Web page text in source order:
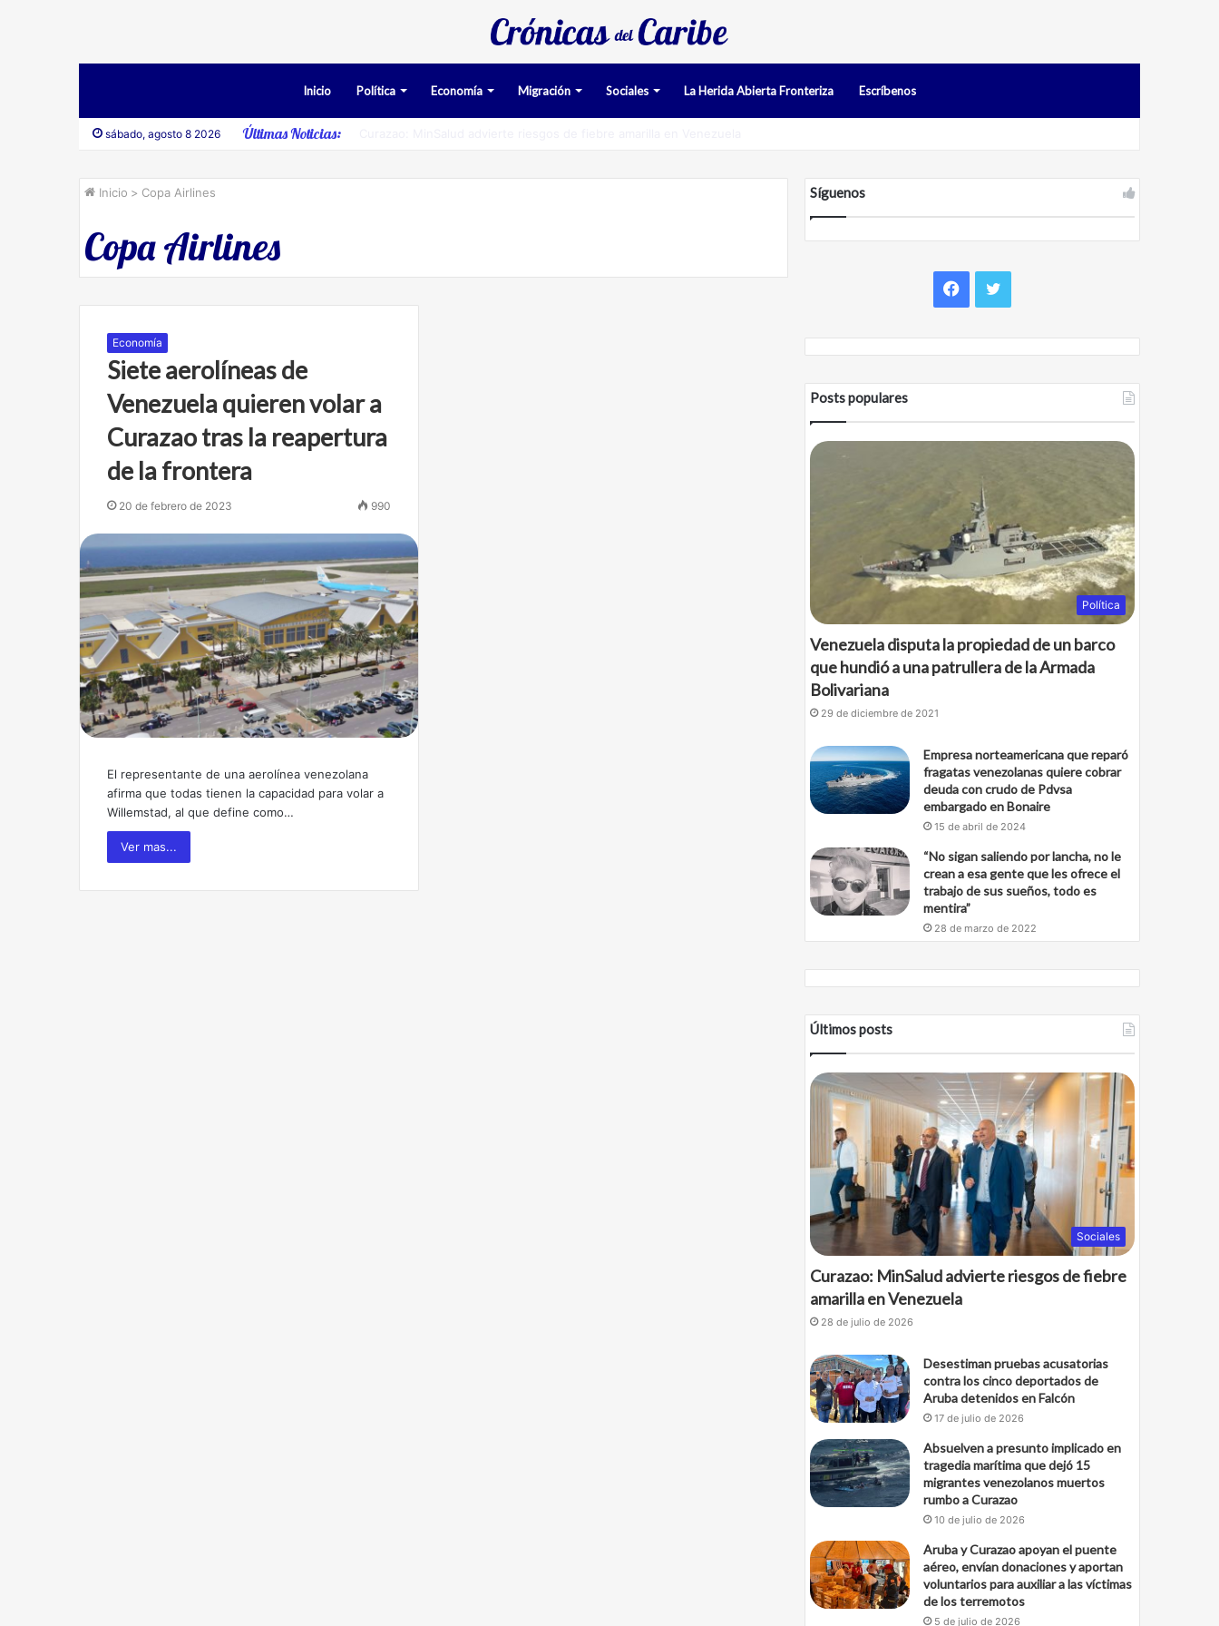
Inicio Política Economía Migración Sociales La Herida Abierta Fronteriza Escríbenos
sábado, agosto 8 2026 Últimas Noticias:
Inicio > Copa Airlines
Copa Airlines
Economía
Siete aerolíneas de
Venezuela quieren volar a
Curazao tras la reapertura
de la frontera
20 de febrero de 2023 990
El representante de una aerolínea venezolana
afirma que todas tienen la capacidad para volar a
Willemstad, al que define como…
Ver mas...
Síguenos
b
o
k
t
Posts populares
Política
Venezuela disputa la propiedad de un barco
que hundió a una patrullera de la Armada
Bolivariana
29 de diciembre de 2021
Empresa norteamericana que reparó
fragatas venezolanas quiere cobrar
deuda con crudo de Pdvsa
embargado en Bonaire
15 de abril de 2024
“No sigan saliendo por lancha, no le
crean a esa gente que les ofrece el
trabajo de sus sueños, todo es
mentira”
28 de marzo de 2022
Últimos posts
Sociales
Curazao: MinSalud advierte riesgos de fiebre
amarilla en Venezuela
28 de julio de 2026
Desestiman pruebas acusatorias
contra los cinco deportados de
Aruba detenidos en Falcón
17 de julio de 2026
Absuelven a presunto implicado en
tragedia marítima que dejó 15
migrantes venezolanos muertos
rumbo a Curazao
10 de julio de 2026
Aruba y Curazao apoyan el puente
aéreo, envían donaciones y aportan
voluntarios para auxiliar a las víctimas
de los terremotos
5 de julio de 2026